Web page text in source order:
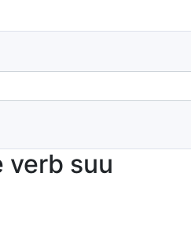
verb suu